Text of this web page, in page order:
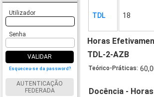
Utilizador
Senha
VALIDAR
Esqueceu-se da password?
AUTENTICAÇÃO
FEDERADA
TDL 18
Horas
TDL-2-AZB
Teórico-Práticas:
Docência -